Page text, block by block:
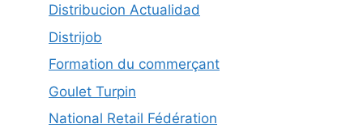
Distribucion Actualidad
Distrijob
Formation du commerçant
Goulet Turpin
National Retail Fédération